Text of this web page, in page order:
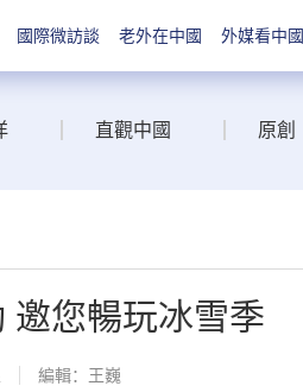
國際微訪談 老外在中國 外媒看中國
直觀中國 原創
邀您暢玩冰雪季
編輯：王巍